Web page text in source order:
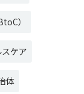
）
ケア
体